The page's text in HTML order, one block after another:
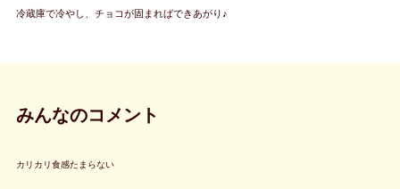
冷蔵庫で冷やし、チョコが固まればできあがり♪
みんなのコメント
カリカリ食感たまらない